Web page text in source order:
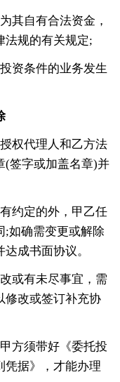
其自有合法资金，
法规的有关规定;
资条件的业务发生
权代理人和乙方法
(签字或加盖名章)并
约定的外，甲乙任
;如确需变更或解除
成书面协议。
或有未尽事宜，需
修改或签订补充协
方须带好《委托投
凭据》，才能办理